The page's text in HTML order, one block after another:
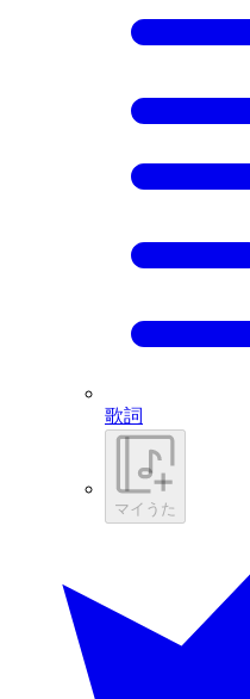
歌詞
マイうた